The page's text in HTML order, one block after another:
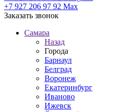
+7 927 206 97 92 Max
Заказать звонок
Самара
Назад
Города
Барнаул
Белград
Воронеж
Екатеринбург
Иваново
Ижевск